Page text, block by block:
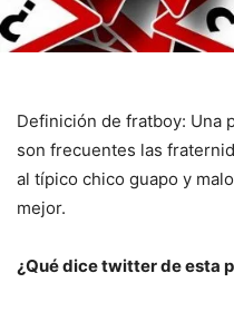
Definición de fratboy: Una
son frecuentes las
al típico chico guapo y
mejor.
¿Qué dice twitter de esta